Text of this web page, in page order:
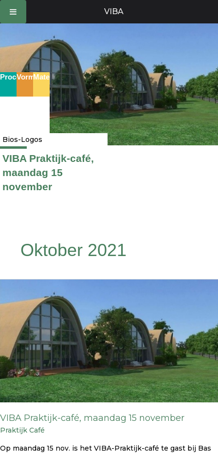
VIBA
inhoud
ProcesVormMaterie
Bios-Logos
VIBA Praktijk-café,
maandag 15
november
Oktober 2021
VIBA Praktijk-café, maandag 15 november
Praktijk Café
Op maandag 15 nov. is het VIBA-Praktijk-café te gast bij Bas
Praktijk-
maandag
november